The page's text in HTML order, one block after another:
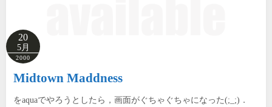
20
5月
2000
Midtown Maddness
をaquaでやろうとしたら，画面がぐちゃぐちゃになった(;_;)．